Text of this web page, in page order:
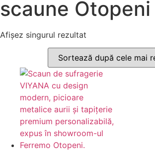
scaune Otopeni
Afișez singurul rezultat